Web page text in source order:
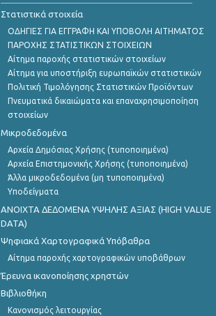
Στατιστικά στοιχεία
ΟΔΗΓΙΕΣ ΓΙΑ ΕΓΓΡΑΦΗ ΚΑΙ ΥΠΟΒΟΛΗ ΑΙΤΗΜΑΤΟΣ
ΠΑΡΟΧΗΣ ΣΤΑΤΙΣΤΙΚΩΝ ΣΤΟΙΧΕΙΩΝ
Αίτημα παροχής στατιστικών στοιχείων
Αίτημα για υποστήριξη ευρωπαϊκών στατιστικών
Πολιτική Τιμολόγησης Στατιστικών Προϊόντων
Πνευματικά δικαιώματα και επαναχρησιμοποίηση
στοιχείων
Μικροδεδομένα
Αρχεία Δημόσιας Χρήσης (τυποποιημένα)
Αρχεία Επιστημονικής Χρήσης (τυποποιημένα)
Άλλα μικροδεδομένα (μη τυποποιημένα)
Υποδείγματα
ANOIXTA ΔΕΔΟΜΕΝΑ ΥΨΗΛΗΣ ΑΞΙΑΣ (HIGH VALUE
DATA)
Ψηφιακά Χαρτογραφικά Υπόβαθρα
Αίτημα παροχής χαρτογραφικών υποβάθρων
Έρευνα ικανοποίησης χρηστών
Βιβλιοθήκη
Κανονισμός λειτουργίας